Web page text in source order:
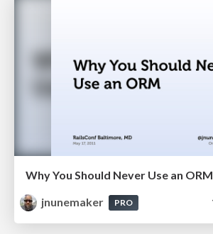
Why You Should Never Use an ORM
jnunemaker
PRO